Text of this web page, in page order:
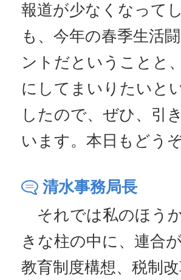
報道が少なくなって
も、今年の春季生活
ントだということと
にしてまいりたいと
したので、ぜひ、引
います。本日もどう
清水事務局長
それでは私のほう
きな柱の中に、連合
教育制度構想、税制